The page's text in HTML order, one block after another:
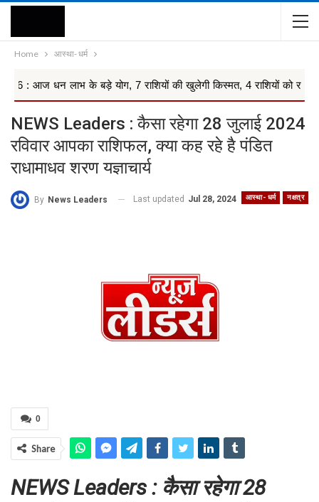
Home आस्था- धर्म
के बड़े योग, 7 राशियों की खुलेगी किस्मत, 4 राशियों को रहना ...
NEWS Leaders : कैसा रहेगा 28 जुलाई 2024
रविवार आपका राशिफल, क्या कह रहे है पंडित
राधामाधव शरण यज्ञाचार्य
आस्था- धर्म नक्षत्र
By News Leaders Last updated Jul 28, 2024
0
Share
NEWS Leaders : कैसा रहेगा 28